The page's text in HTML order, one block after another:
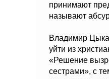
принимают
называют
Владимир
уйти из
«Решение
сестрами», с